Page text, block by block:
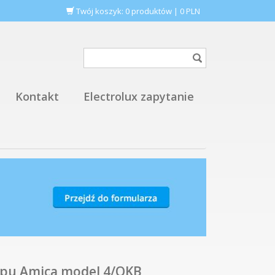
Twój koszyk: 0 produktów | 0 PLN
Kontakt Electrolux zapytanie
Amica model 4/OKB